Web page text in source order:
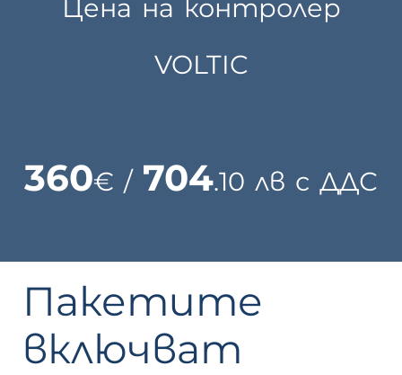
Цена на контролер
VOLTIC
360€ / 704.10 лв с ДДС
Пакетите
включват